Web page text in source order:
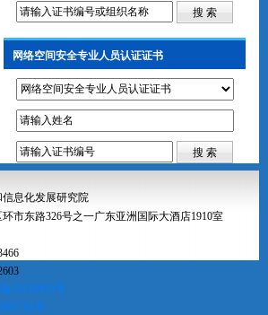
网络空间安全专业人员认证证书
息化发展研究院
市东路326号之一广东亚洲国际大酒店1910室
18118910号
号